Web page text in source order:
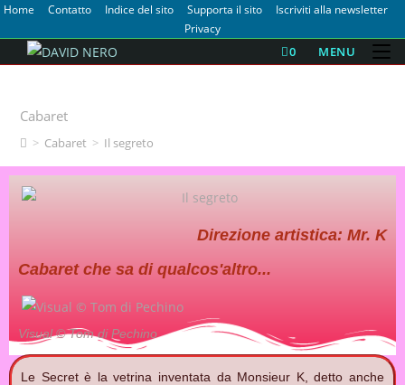
Home Contatto Indice del sito Supporta il sito
Iscriviti alla newsletter
Privacy
0 MENU
Cabaret
> Cabaret > Il segreto
Direzione artistica: Mr. K
Cabaret che sa di qualcos'altro...
Visual © Tom di Pechino
Le Secret è la vetrina inventata da Monsieur K, detto anche